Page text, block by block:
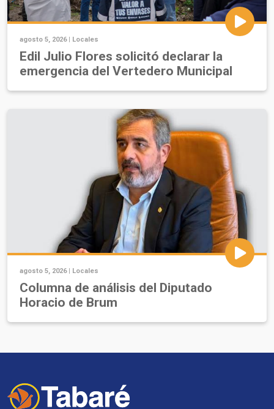
agosto 5, 2026 | Locales
Edil Julio Flores solicitó declarar la
emergencia del Vertedero Municipal
agosto 5, 2026 | Locales
Columna de análisis del Diputado
Horacio de Brum